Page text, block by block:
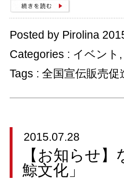
Posted by Pirolina
Categories : イベント ,
Tags : 全国宣伝販売促
2015.07.28
【お知らせ
鯨文化」